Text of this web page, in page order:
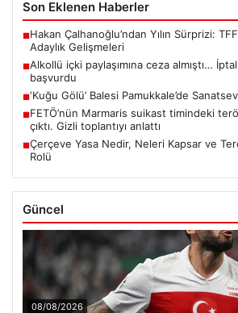
Son Eklenen Haberler
■Hakan Çalhanoğlu’ndan Yılın Sürprizi:
Adaylık Gelişmeleri
■Alkollü içki paylaşımına ceza almıştı…
başvurdu
■‘Kuğu Gölü’ Balesi Pamukkale’de
■FETÖ’nün Marmaris suikast timindeki
çıktı. Gizli toplantıyı anlattı
■Çerçeve Yasa Nedir, Neleri Kapsar ve
Rolü
Güncel
08/08/2026